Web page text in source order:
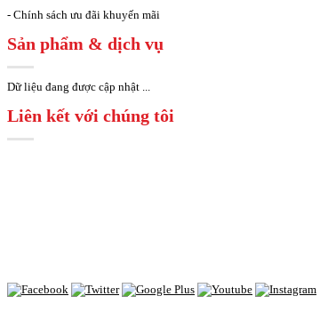
- Chính sách ưu đãi khuyến mãi
Sản phẩm & dịch vụ
Dữ liệu đang được cập nhật ...
Liên kết với chúng tôi